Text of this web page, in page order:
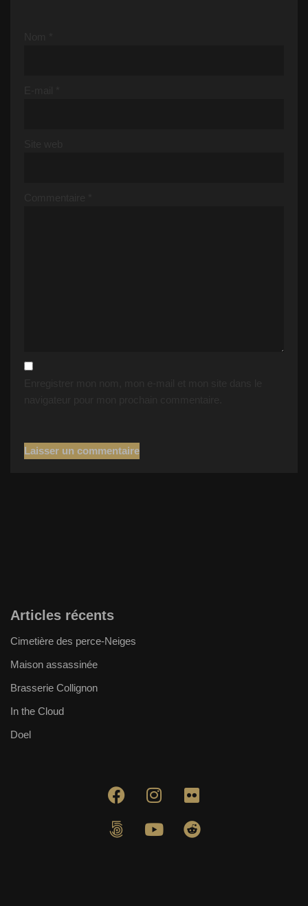
Articles récents
Cimetière des perce-Neiges
Maison assassinée
Brasserie Collignon
In the Cloud
Doel